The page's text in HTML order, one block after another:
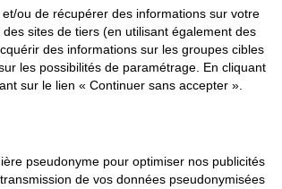
et/ou de récupérer des informations sur votre
sites de tiers (en utilisant également des
des informations sur les groupes cibles
les possibilités de paramétrage. En cliquant
sur le lien « Continuer sans accepter ».
pseudonyme pour optimiser nos publicités
de vos données pseudonymisées